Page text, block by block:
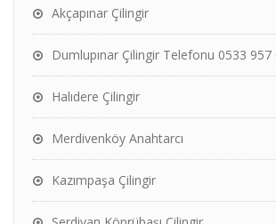
Akçapınar Çilingir
Dumlupınar Çilingir Telefonu 0533 957
Halıdere Çilingir
Merdivenköy Anahtarcı
Kazımpaşa Çilingir